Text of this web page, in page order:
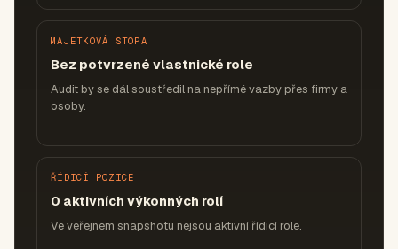
MAJETKOVÁ STOPA
Bez potvrzené vlastnické role
Audit by se dál soustředil na nepřímé vazby přes firmy a
osoby.
ŘÍDICÍ POZICE
0 aktivních výkonných rolí
Ve veřejném snapshotu nejsou aktivní řídicí role.